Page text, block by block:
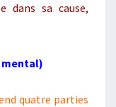
dans sa cause,
quatre parties